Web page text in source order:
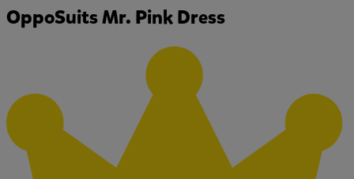
OppoSuits Mr. Pink Dress